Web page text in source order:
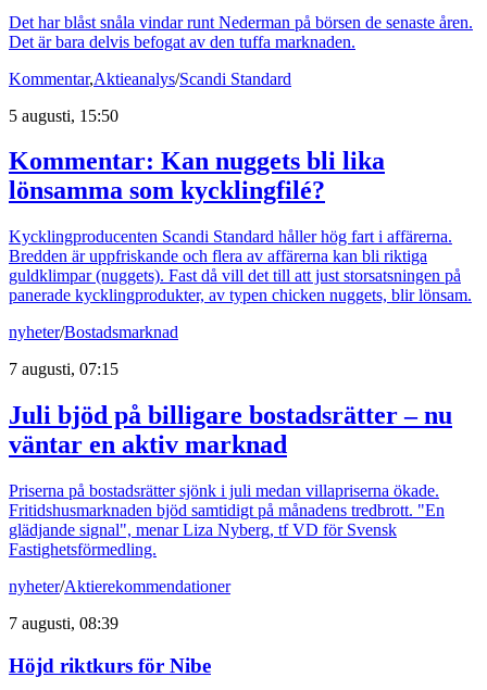
Det har blåst snåla vindar runt Nederman på börsen de senaste åren.
Det är bara delvis befogat av den tuffa marknaden.
Kommentar,Aktieanalys/Scandi Standard
5 augusti, 15:50
Kommentar: Kan nuggets bli lika
lönsamma som kycklingfilé?
Kycklingproducenten Scandi Standard håller hög fart i affärerna.
Bredden är uppfriskande och flera av affärerna kan bli riktiga
guldklimpar (nuggets). Fast då vill det till att just storsatsningen på
panerade kycklingprodukter, av typen chicken nuggets, blir lönsam.
nyheter/Bostadsmarknad
7 augusti, 07:15
Juli bjöd på billigare bostadsrätter – nu
väntar en aktiv marknad
Priserna på bostadsrätter sjönk i juli medan villapriserna ökade.
Fritidshusmarknaden bjöd samtidigt på månadens tredbrott. "En
glädjande signal", menar Liza Nyberg, tf VD för Svensk
Fastighetsförmedling.
nyheter/Aktierekommendationer
7 augusti, 08:39
Höjd riktkurs för Nibe